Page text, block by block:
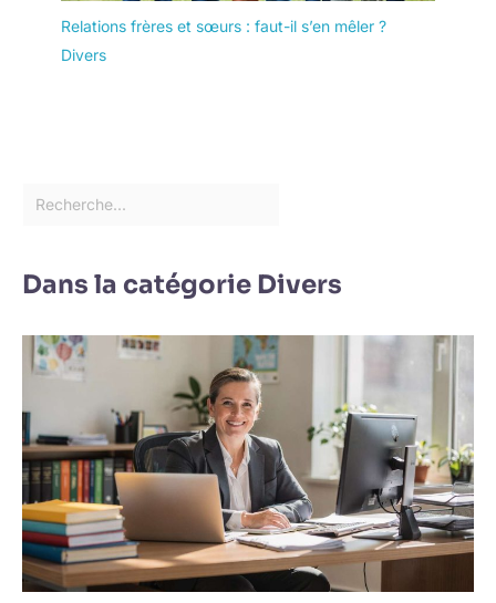
Relations frères et sœurs : faut-il s’en mêler ?
Divers
Dans la catégorie Divers